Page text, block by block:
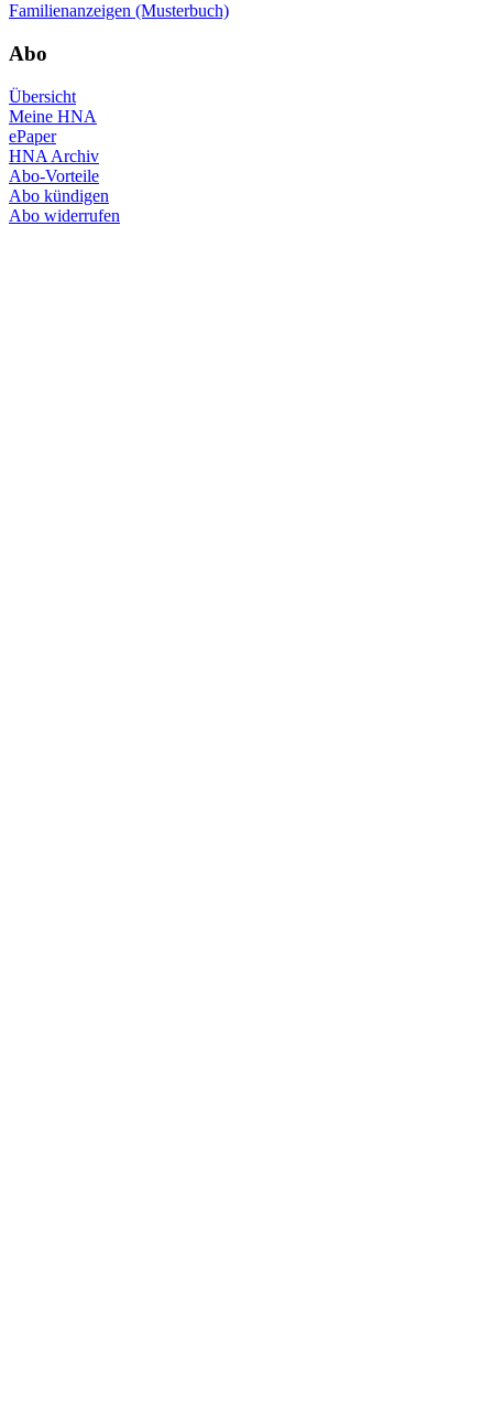
Familienanzeigen (Musterbuch)
Abo
Übersicht
Meine HNA
ePaper
HNA Archiv
Abo-Vorteile
Abo kündigen
Abo widerrufen